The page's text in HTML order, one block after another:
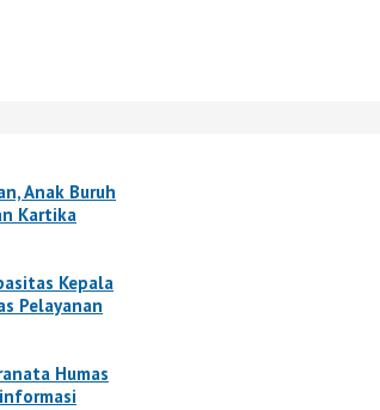
Anak Buruh
Kartika
Kepala
Pelayanan
Humas